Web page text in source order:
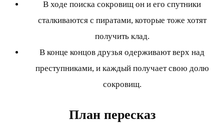
В ходе поиска сокровищ он и его спутники
сталкиваются с пиратами, которые тоже хотят
получить клад.
В конце концов друзья одерживают верх над
преступниками, и каждый получает свою долю
сокровищ.
План пересказ